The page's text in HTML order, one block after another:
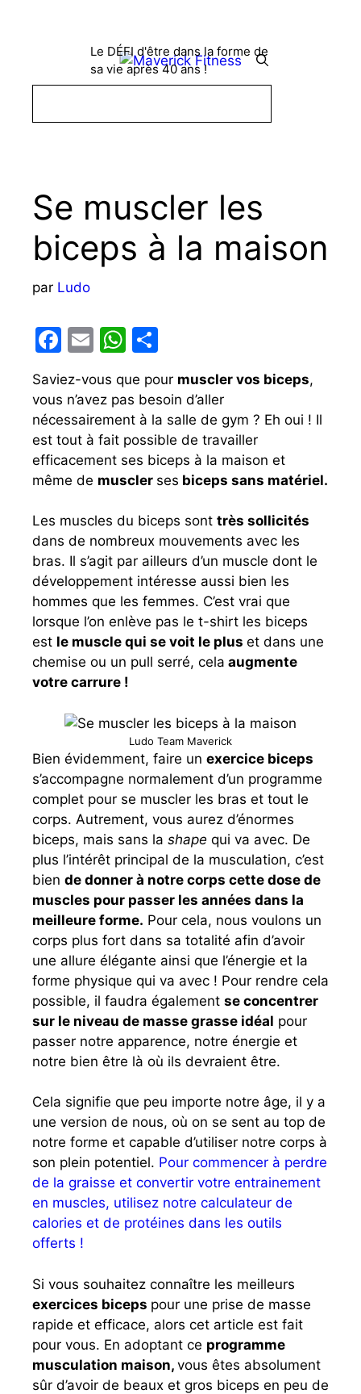
Le DÉFI d'être dans la forme de
sa vie après 40 ans !
Se muscler les
biceps à la maison
par Ludo
F
c
e
b
o
o
k
E
ai
l
W
at
s
A
p
p
ta
g
er
Saviez-vous que pour muscler vos biceps,
vous n’avez pas besoin d’aller
nécessairement à la salle de gym ? Eh oui ! Il
est tout à fait possible de travailler
efficacement ses biceps à la maison et
même de muscler ses biceps sans matériel.
Les muscles du biceps sont très sollicités
dans de nombreux mouvements avec les
bras. Il s’agit par ailleurs d’un muscle dont le
développement intéresse aussi bien les
hommes que les femmes. C’est vrai que
lorsque l’on enlève pas le t-shirt les biceps
est le muscle qui se voit le plus et dans une
chemise ou un pull serré, cela augmente
votre carrure !
Ludo Team Maverick
Bien évidemment, faire un exercice biceps
s’accompagne normalement d’un programme
complet pour se muscler les bras et tout le
corps. Autrement, vous aurez d’énormes
biceps, mais sans la shape qui va avec. De
plus l’intérêt principal de la musculation, c’est
bien de donner à notre corps cette dose de
muscles pour passer les années dans la
meilleure forme. Pour cela, nous voulons un
corps plus fort dans sa totalité afin d’avoir
une allure élégante ainsi que l’énergie et la
forme physique qui va avec ! Pour rendre cela
possible, il faudra également se concentrer
sur le niveau de masse grasse idéal pour
passer notre apparence, notre énergie et
notre bien être là où ils devraient être.
Cela signifie que peu importe notre âge, il y a
une version de nous, où on se sent au top de
notre forme et capable d’utiliser notre corps à
son plein potentiel. Pour commencer à perdre
de la graisse et convertir votre entrainement
en muscles, utilisez notre calculateur de
calories et de protéines dans les outils
offerts !
Si vous souhaitez connaître les meilleurs
exercices biceps pour une prise de masse
rapide et efficace, alors cet article est fait
pour vous. En adoptant ce programme
musculation maison, vous êtes absolument
sûr d’avoir de beaux et gros biceps en peu de